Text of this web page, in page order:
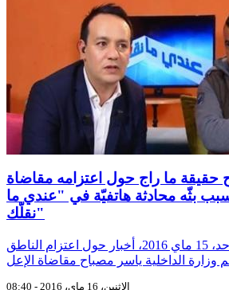
ما راج حول اعتزامه مقاضاة
بثّه محادثة هاتفيّة في "عندي ما
نقلّك"
راجت يوم أمس الأحد، 15 ماي 2016، أخبار حول اعتزام الناطق
الاثنين، 16 ماي، 2016 - 08:40